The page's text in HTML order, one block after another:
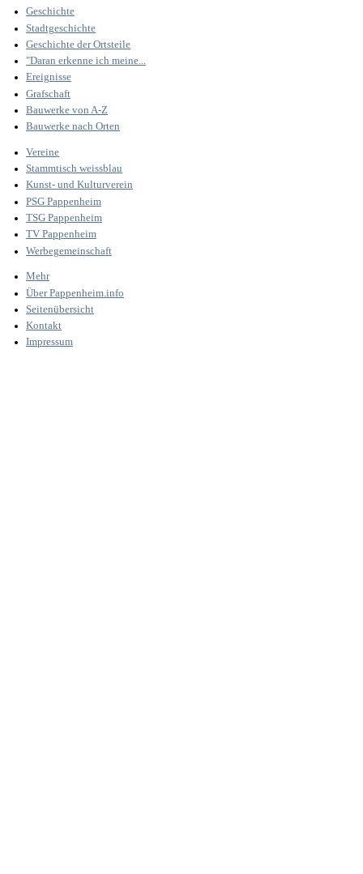
Geschichte
Stadtgeschichte
Geschichte der Ortsteile
"Daran erkenne ich meine...
Ereignisse
Grafschaft
Bauwerke von A-Z
Bauwerke nach Orten
Vereine
Stammtisch weissblau
Kunst- und Kulturverein
PSG Pappenheim
TSG Pappenheim
TV Pappenheim
Werbegemeinschaft
Mehr
Über Pappenheim.info
Seitenübersicht
Kontakt
Impressum